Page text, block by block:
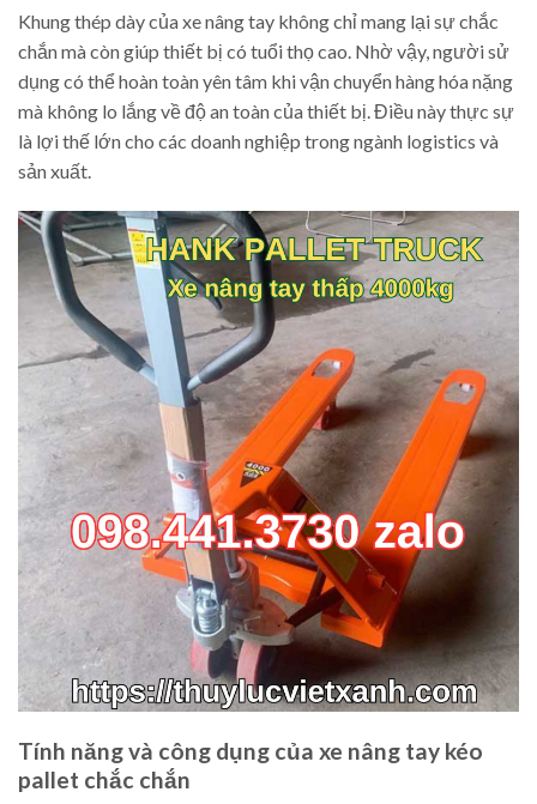
Khung thép dày của xe nâng tay không chỉ mang lại sự chắc
chắn mà còn giúp thiết bị có tuổi thọ cao. Nhờ vậy, người sử
dụng có thể hoàn toàn yên tâm khi vận chuyển hàng hóa nặng
mà không lo lắng về độ an toàn của thiết bị. Điều này thực sự
là lợi thế lớn cho các doanh nghiệp trong ngành logistics và
sản xuất.
Tính năng và công dụng của xe nâng tay kéo
pallet chắc chắn